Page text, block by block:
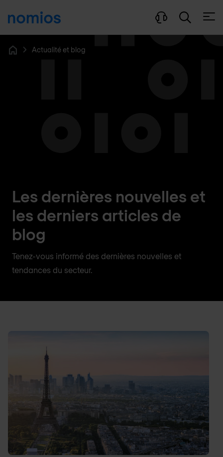
Actualité et blog
Les dernières nouvelles et
les derniers articles de
blog
Tenez-vous informé des dernières nouvelles et
tendances du secteur.